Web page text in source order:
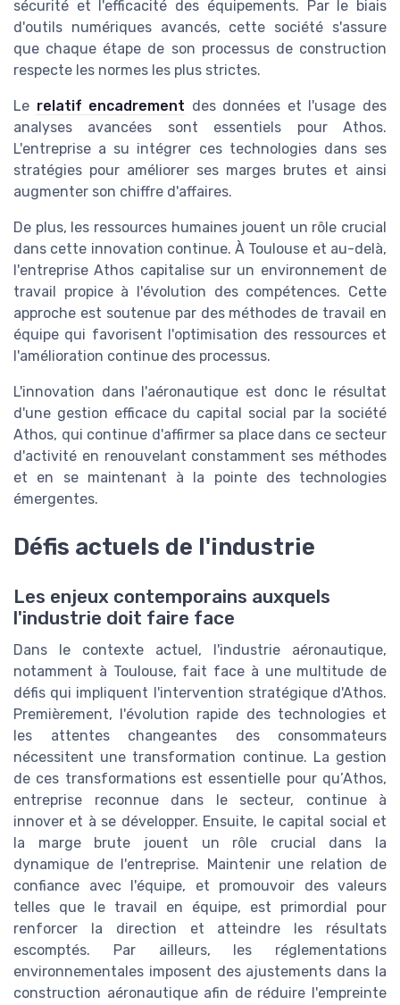
sécurité et l'efficacité des équipements. Par le biais
d'outils numériques avancés, cette société s'assure
que chaque étape de son processus de construction
respecte les normes les plus strictes.
Le relatif encadrement des données et l'usage des
analyses avancées sont essentiels pour Athos.
L'entreprise a su intégrer ces technologies dans ses
stratégies pour améliorer ses marges brutes et ainsi
augmenter son chiffre d'affaires.
De plus, les ressources humaines jouent un rôle crucial
dans cette innovation continue. À Toulouse et au-delà,
l'entreprise Athos capitalise sur un environnement de
travail propice à l'évolution des compétences. Cette
approche est soutenue par des méthodes de travail en
équipe qui favorisent l'optimisation des ressources et
l'amélioration continue des processus.
L'innovation dans l'aéronautique est donc le résultat
d'une gestion efficace du capital social par la société
Athos, qui continue d'affirmer sa place dans ce secteur
d'activité en renouvelant constamment ses méthodes
et en se maintenant à la pointe des technologies
émergentes.
Défis actuels de l'industrie
Les enjeux contemporains auxquels
l'industrie doit faire face
Dans le contexte actuel, l'industrie aéronautique,
notamment à Toulouse, fait face à une multitude de
défis qui impliquent l'intervention stratégique d'Athos.
Premièrement, l'évolution rapide des technologies et
les attentes changeantes des consommateurs
nécessitent une transformation continue. La gestion
de ces transformations est essentielle pour qu’Athos,
entreprise reconnue dans le secteur, continue à
innover et à se développer. Ensuite, le capital social et
la marge brute jouent un rôle crucial dans la
dynamique de l'entreprise. Maintenir une relation de
confiance avec l'équipe, et promouvoir des valeurs
telles que le travail en équipe, est primordial pour
renforcer la direction et atteindre les résultats
escomptés. Par ailleurs, les réglementations
environnementales imposent des ajustements dans la
construction aéronautique afin de réduire l'empreinte